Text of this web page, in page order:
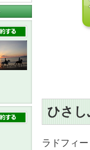
ひさ
ラドフィ